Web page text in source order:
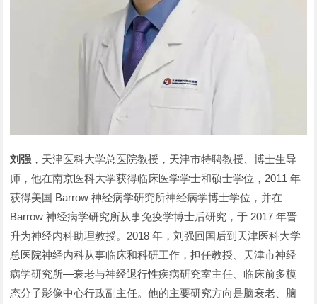
刘强 ，天津医科大学总医院教授，天津市特聘教授、博士生导
师，他在南京医科大学获得临床医学学士和硕士学位，2011 年
获得美国 Barrow 神经病学研究所神经病学博士学位，并在
Barrow 神经病学研究所从事免疫学博士后研究，于 2017 年晋
升为神经内科助理教授。2018 年，刘强回国后到天津医科大学
总医院神经内科从事临床和科研工作，担任教授、天津市神经
病学研究所—衰老与神经退行性疾病研究室主任、临床前多模
态分子影像中心行政副主任。他的主要研究方向是脑衰老、脑